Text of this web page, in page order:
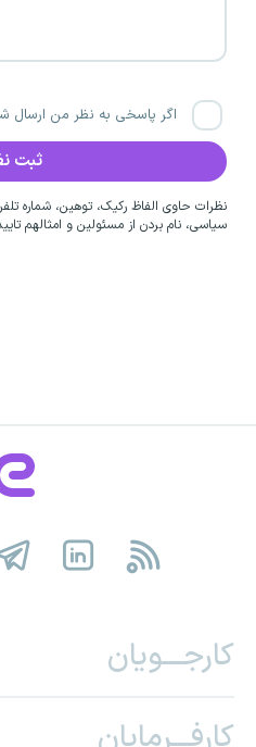
اگر پاسخی به نظر من ارسال
نظرات حاوی الفاظ رکیک، توهین، شماره
سیاسی، نام بردن از مسئولین و امثالهم
کارجـــویان